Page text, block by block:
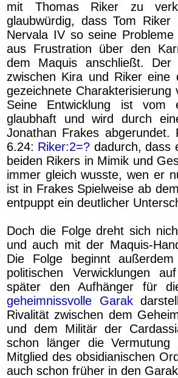
mit Thomas Riker zu
glaubwürdig, dass Tom
Nervala IV so seine
aus Frustration über den
dem Maquis anschließt.
zwischen Kira und Riker eine
gezeichnete
Seine Entwicklung ist vom
glaubhaft und wird durch
Jonathan Frakes
6.24: Riker:2=? dadurch, dass
beiden Rikers in Mimik und
immer gleich wusste, wen er
ist in Frakes Spielweise ab
entpuppt ein deutlicher
Doch die Folge dreht sich
und auch mit der Maquis-
Die Folge beginnt
politischen Verwicklungen
später den Aufhänger für
geheimnissvolle Garak
Rivalität zwischen dem
und dem Militär der
schon länger die
Mitglied des obsidianischen
auch schon früher in den